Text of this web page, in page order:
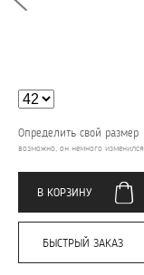
Определить свой размер
возможно, он немного изменился
В КОРЗИНУ
БЫСТРЫЙ ЗАКАЗ